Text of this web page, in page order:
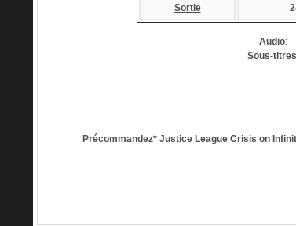
Sortie
Audio:
Sous-titres
Précommandez* Justice League Crisis on